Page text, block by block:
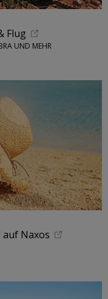
Flug
UND MEHR
auf Naxos